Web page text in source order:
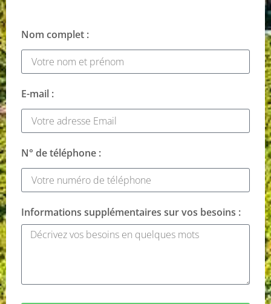
Nom complet :
E-mail :
N° de téléphone :
Informations supplémentaires sur vos besoins :